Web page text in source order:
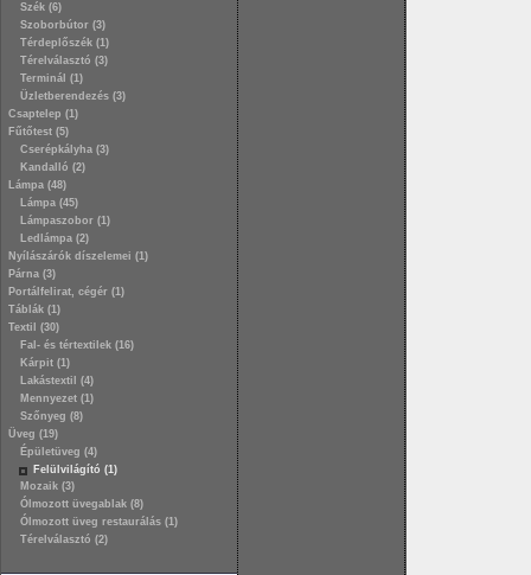
Szék (6)
Szoborbútor (3)
Térdeplőszék (1)
Térelválasztó (3)
Terminál (1)
Üzletberendezés (3)
Csaptelep (1)
Fűtőtest (5)
Cserépkályha (3)
Kandalló (2)
Lámpa (48)
Lámpa (45)
Lámpaszobor (1)
Ledlámpa (2)
Nyílászárók díszelemei (1)
Párna (3)
Portálfelirat, cégér (1)
Táblák (1)
Textil (30)
Fal- és tértextilek (16)
Kárpit (1)
Lakástextil (4)
Mennyezet (1)
Szőnyeg (8)
Üveg (19)
Épületüveg (4)
Felülvilágító (1)
Mozaik (3)
Ólmozott üvegablak (8)
Ólmozott üveg restaurálás (1)
Térelválasztó (2)